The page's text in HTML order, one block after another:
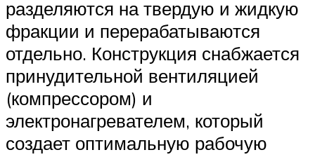
разделяются на твердую и жидкую
фракции и перерабатываются
отдельно. Конструкция снабжается
принудительной вентиляцией
(компрессором) и
электронагревателем, который
создает оптимальную рабочую